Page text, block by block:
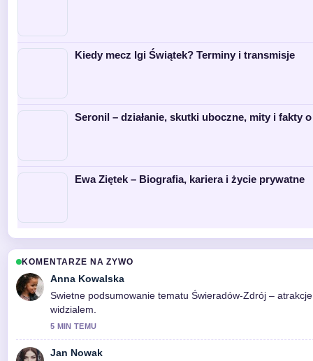
Kiedy mecz Igi Świątek? Terminy i transmisje
Seronil – działanie, skutki uboczne, mity i fakty
Ewa Ziętek – Biografia, kariera i życie prywatne
KOMENTARZE NA ZYWO
Anna Kowalska
Swietne podsumowanie tematu Świeradów-Zdrój –
widzialem.
5 MIN TEMU
Jan Nowak